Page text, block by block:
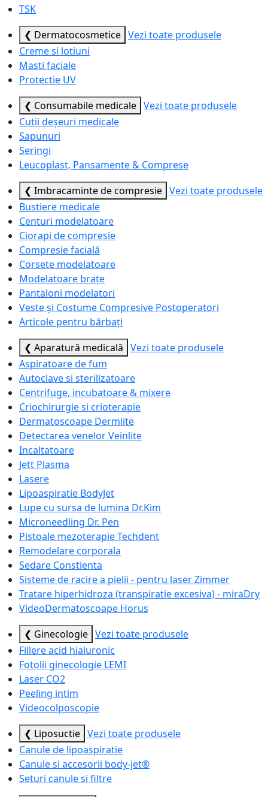
TSK
❮ Dermatocosmetice Vezi toate produsele
Creme si lotiuni
Masti faciale
Protectie UV
❮ Consumabile medicale Vezi toate produsele
Cutii deșeuri medicale
Sapunuri
Seringi
Leucoplast, Pansamente & Comprese
❮ Imbracaminte de compresie Vezi toate produsele
Bustiere medicale
Centuri modelatoare
Ciorapi de compresie
Compresie facială
Corsete modelatoare
Modelatoare brațe
Pantaloni modelatori
Veste și Costume Compresive Postoperatori
Articole pentru bărbați
❮ Aparatură medicală Vezi toate produsele
Aspiratoare de fum
Autoclave si sterilizatoare
Centrifuge, incubatoare & mixere
Criochirurgie si crioterapie
Dermatoscoape Dermlite
Detectarea venelor Veinlite
Incaltatoare
Jett Plasma
Lasere
Lipoaspiratie BodyJet
Lupe cu sursa de lumina Dr.Kim
Microneedling Dr. Pen
Pistoale mezoterapie Techdent
Remodelare corporala
Sedare Constienta
Sisteme de racire a pielii - pentru laser Zimmer
Tratare hiperhidroza (transpiratie excesiva) - miraDry
VideoDermatoscoape Horus
❮ Ginecologie Vezi toate produsele
Fillere acid hialuronic
Fotolii ginecologie LEMI
Laser CO2
Peeling intim
Videocolposcopie
❮ Liposuctie Vezi toate produsele
Canule de lipoaspiratie
Canule si accesorii body-jet®
Seturi canule si filtre